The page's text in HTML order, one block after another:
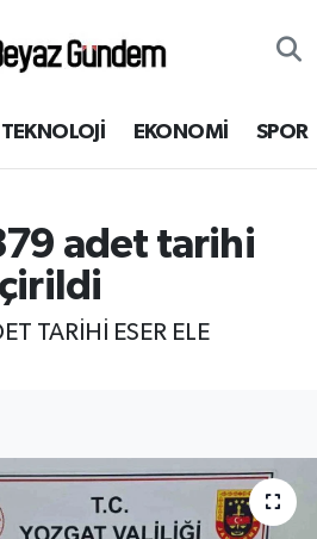
EKONOMİ SPOR
adet tarihi
TARİHİ ESER ELE
ve Fikstür